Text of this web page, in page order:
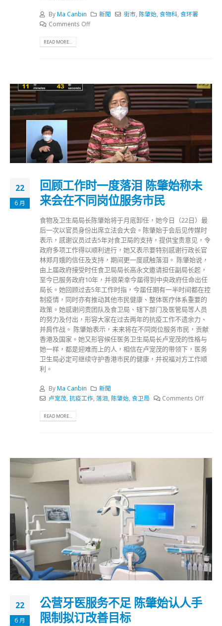
By Ma Canbin 新聞 街市 陈肇始 ,食物科 ,食环署
Comments Off
READ MORE...
22
6 月
回顾工作时一度落泪 陈肇始称未
来会在不同岗位服务市民
食物及卫生局局长陈肇始将于月底卸任，她今日（22日）最
后一次以官员身份出席立法会大会。陈肇始于会后见传媒时
表示，感谢议员过去5年对食卫局的支持，提供宝贵意见，令
政府多项工作得以顺利进行，她又表示要特别感谢行政长官
林郑月娥的信任及支持，期间更一度感触落泪。 陈肇始说，
由上届政府接受时任食卫局局长高永文邀请担任副局长起，
至今已服务政府10年，并很荣幸今届得到中央政府任命出任
局长。她回顾过去5年工作时指，今届任期有一半时间都在控
制疫情，同时亦有推动其他市民健康、整体医疗体系重要的
政策。她感谢问责团队及食卫局、辖下部门及医管局等人员
的努力及付出，形容大家在过去两年的抗疫工作不遗余力、
并肩作战。 陈肇始表示，未来将在不同岗位服务市民，贡献
香港及国家。她又形容候任医务卫生局局长卢宠茂的性格与
她一样，都是迎难而上的人，相信在卢宠茂的带领下，医务
卫生局必定可继续守护香港市民的健康，并祝福对方工作顺
利。
By Ma Canbin
新聞
卢宠茂 抗疫工作, 落泪 陈肇始, 食卫局 Comments Off
READ MORE...
22
6 月
公营牙医服务不足 陈肇始认人手
限制拟订改善目标